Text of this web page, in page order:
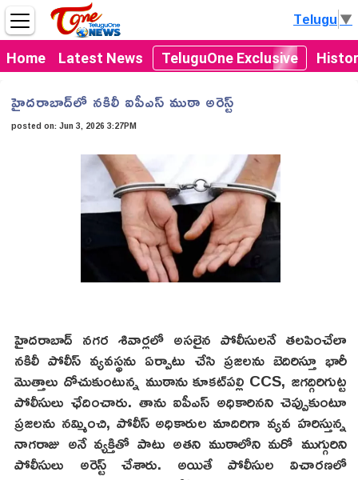
Home Latest News TeluguOne Exclusive
Telugu▼
హైదరాబాద్‌లో నకిలీ ఐపీఎస్ ముఠా అరెస్ట్
posted on:Jun 3, 2026 3:27PM
హైదరాబాద్ నగర శివార్లలో అసలైన పోలీసులనే తలపించేలా
నకిలీ పోలీస్ వ్యవస్థను ఏర్పాటు చేసి ప్రజలను బెదిరిస్తూ భారీ
మొత్తాలు దోచుకుంటున్న ముఠాను కూకట్‌పల్లి CCS, జగద్గిరిగుట్ట
పోలీసులు ఛేదించారు. తాను ఐపీఎస్ అధికారినని చెప్పుకుంటూ
ప్రజలను నమ్మించి, పోలీస్ అధికారుల మాదిరిగా వ్యవ హరిస్తున్న
నాగరాజు అనే వ్యక్తితో పాటు అతని ముఠాలోని మరో ముగ్గురిని
పోలీసులు అరెస్ట్ చేశారు. అయితే పోలీసుల విచారణలో